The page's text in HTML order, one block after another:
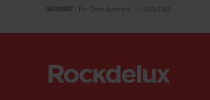
INFORMES / Por Cesc Guimerà → 13.09.2022